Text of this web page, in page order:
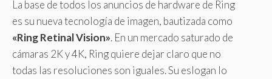
La base de todos los anuncios de hardware de Ring
es su nueva tecnología de imagen, bautizada como
«Ring Retinal Vision». En un mercado saturado de
cámaras 2K y 4K, Ring quiere dejar claro que no
todas las resoluciones son iguales. Su eslogan lo